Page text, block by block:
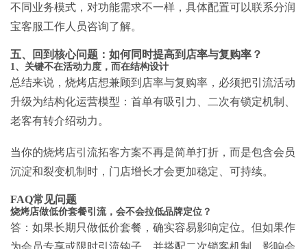
不同业务模式，对功能需求不一样，具体配置可以联系分润
宝客服工作人员咨询了解。
五、回到核心问题：如何同时提高到店率与复购率？
1、关键不在活动力度，而在结构设计
总结来说，烧烤店想兼顾到店率与复购率，必须把引流活动
升级为结构化运营模型：首单有吸引力、二次有锁定机制、
老客有转介绍动力。
当你的烧烤店引流拓客方案不再是简单打折，而是包含会员
沉淀和裂变机制时，门店增长才会更加稳定、可持续。
FAQ常见问题
烧烤店做低价套餐引流，会不会拉低品牌定位？
答：如果长期只做低价套餐，确实容易影响定位。但如果作
为会员专享或限时引流钩子，并搭配二次锁客机制，影响会